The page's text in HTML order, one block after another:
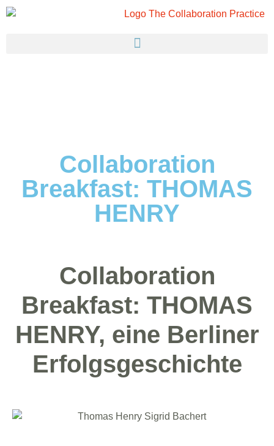
Collaboration
Breakfast: THOMAS
HENRY
Collaboration
Breakfast: THOMAS
HENRY, eine Berliner
Erfolgsgeschichte